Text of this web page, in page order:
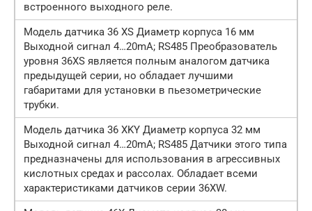
встроенного выходного реле.
Модель датчика 36 XS Диаметр корпуса 16 мм
Выходной сигнал 4…20mA; RS485 Преобразователь
уровня 36XS является полным аналогом датчика
предыдущей серии, но обладает лучшими
габаритами для установки в пьезометрические
трубки.
Модель датчика 36 XKY Диаметр корпуса 32 мм
Выходной сигнал 4…20mA; RS485 Датчики этого типа
предназначены для использования в агрессивных
кислотных средах и рассолах. Обладает всеми
характеристиками датчиков серии 36XW.